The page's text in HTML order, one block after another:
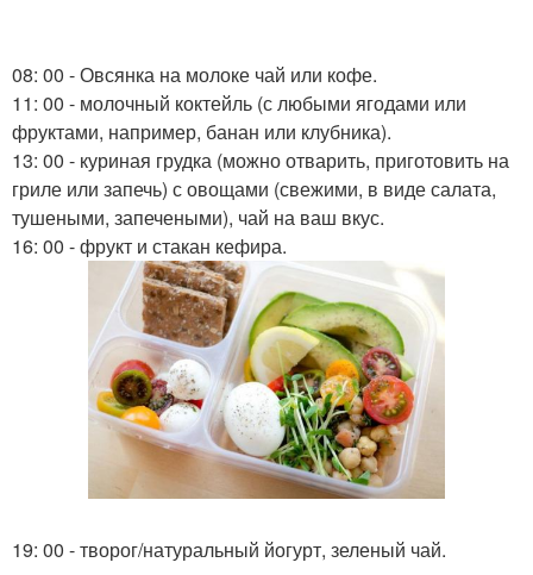
08: 00 - Овсянка на молоке чай или кофе.
11: 00 - молочный коктейль (с любыми ягодами или
фруктами, например, банан или клубника).
13: 00 - куриная грудка (можно отварить, приготовить на
гриле или запечь) с овощами (свежими, в виде салата,
тушеными, запечеными), чай на ваш вкус.
16: 00 - фрукт и стакан кефира.
19: 00 - творог/натуральный йогурт, зеленый чай.